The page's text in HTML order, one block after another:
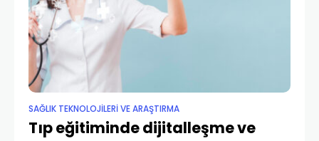
SAĞLIK TEKNOLOJİLERİ VE ARAŞTIRMA
Tıp eğitiminde dijitalleşme ve